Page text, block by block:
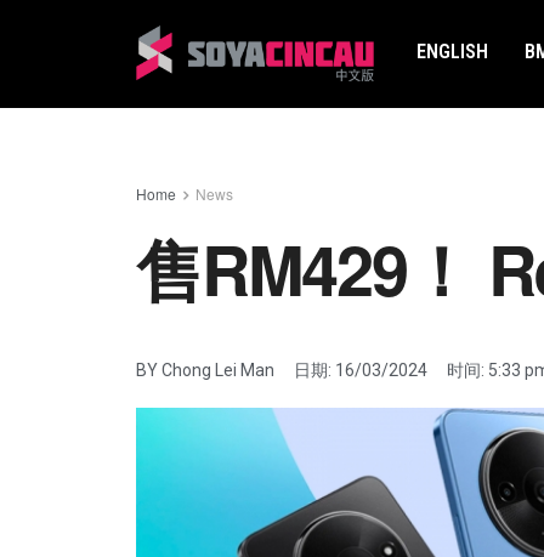
ENGLISH
Home News
售RM429！
BYChong Lei Man 日期: 16/03/2024 时间: 5:33